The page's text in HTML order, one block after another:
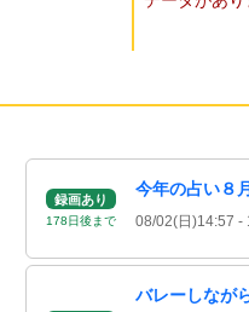
録画あり
178日後 まで
今年の占い８
08/02(日)14:57 -
バレーしなが